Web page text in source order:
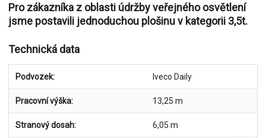
Pro zákazníka z oblasti údržby veřejného osvětlení
jsme postavili jednoduchou plošinu v kategorii 3,5t.
Technická data
Podvozek: Iveco Daily
Pracovní výška: 13,25 m
Stranový dosah: 6,05 m